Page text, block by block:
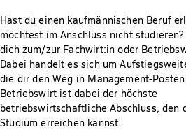
Hast du einen kaufmännischen Beruf
möchtest im Anschluss nicht
dich zum/zur Fachwirt:in oder
Dabei handelt es sich um
die dir den Weg in Management-
Betriebswirt ist dabei der höchste
betriebswirtschaftliche Abschluss, den
Studium erreichen kannst.